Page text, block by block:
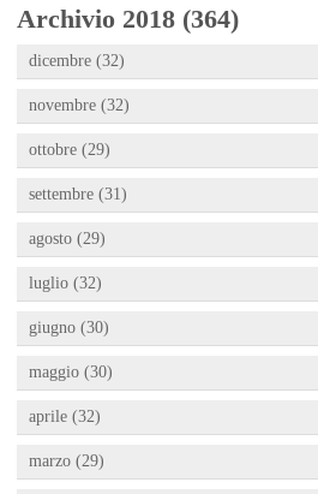
Archivio 2018 (364)
dicembre (32)
novembre (32)
ottobre (29)
settembre (31)
agosto (29)
luglio (32)
giugno (30)
maggio (30)
aprile (32)
marzo (29)